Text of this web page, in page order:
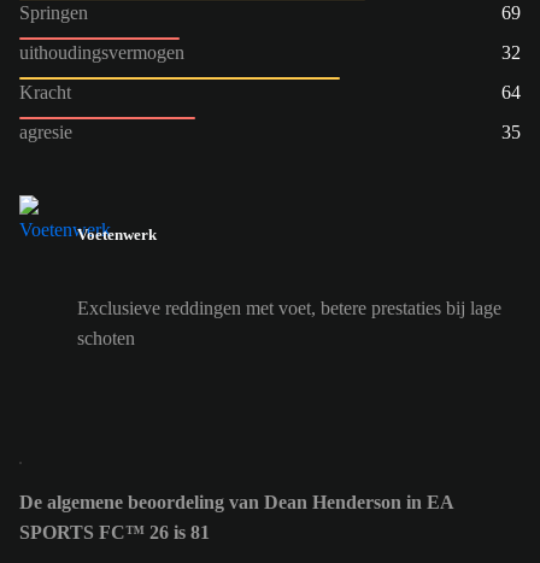
Springen
69
uithoudingsvermogen
32
Kracht
64
agresie
35
Voetenwerk
Exclusieve reddingen met voet, betere prestaties bij lage
schoten
De algemene beoordeling van Dean Henderson in EA
SPORTS FC™ 26 is 81